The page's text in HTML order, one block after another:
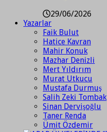
29/06/2026
Yazarlar
Faik Bulut
Hatice Kavran
Mahir Konuk
Mazhar Denizli
Mert Yıldırım
Murat Utkucu
Mustafa Durmuş
Salih Zeki Tombak
Sinan Dervişoğlu
Taner Renda
Ümit Özdemir